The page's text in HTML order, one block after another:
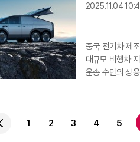
브라질의 아이르
2025.11.04
중국 전기차 제
대규모 비행차
운송 수단의 상
가장 큰 생산
설계되었다. 초
1 2 3 4 5